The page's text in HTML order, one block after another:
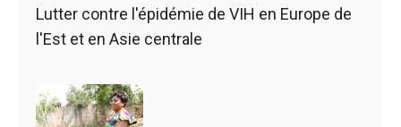
Lutter contre l'épidémie de VIH en Europe de
l'Est et en Asie centrale